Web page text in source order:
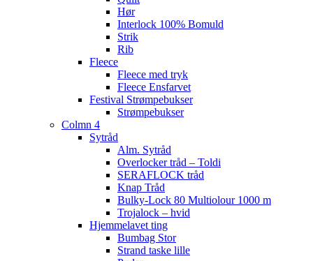
Hør
Interlock 100% Bomuld
Strik
Rib
Fleece
Fleece med tryk
Fleece Ensfarvet
Festival Strømpebukser
Strømpebukser
Colmn 4
Sytråd
Alm. Sytråd
Overlocker tråd – Toldi
SERAFLOCK tråd
Knap Tråd
Bulky-Lock 80 Multiolour 1000 m
Trojalock – hvid
Hjemmelavet ting
Bumbag Stor
Strand taske lille